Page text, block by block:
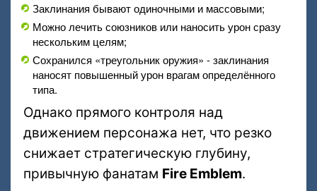
Заклинания бывают одиночными и массовыми;
Можно лечить союзников или наносить урон сразу
нескольким целям;
Сохранился «треугольник оружия» - заклинания
наносят повышенный урон врагам определённого
типа.
Однако прямого контроля над
движением персонажа нет, что резко
снижает стратегическую глубину,
привычную фанатам Fire Emblem.